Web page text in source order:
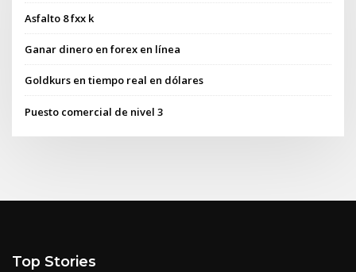
Asfalto 8 fxx k
Ganar dinero en forex en línea
Goldkurs en tiempo real en dólares
Puesto comercial de nivel 3
Top Stories